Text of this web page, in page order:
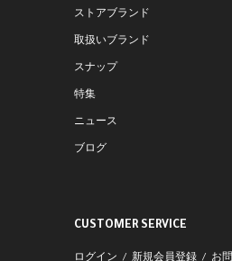
ストアブランド
取扱いブランド
スナップ
特集
ニュース
ブログ
CUSTOMER SERVICE
ログイン 新規会員登録 お